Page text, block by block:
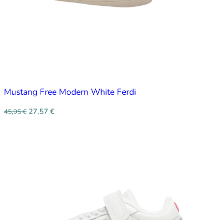
Mustang Free Modern White Ferdi
45,95€ 27,57 €